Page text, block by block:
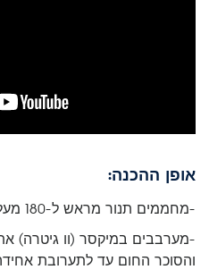
אופן ההכנה:
-מחממים תנור מראש ל-180 מעלות (חום עליון וחום תחתון).
-מערבבים במיקסר (וו גיטרה)
והסוכר החום עד לתערובת